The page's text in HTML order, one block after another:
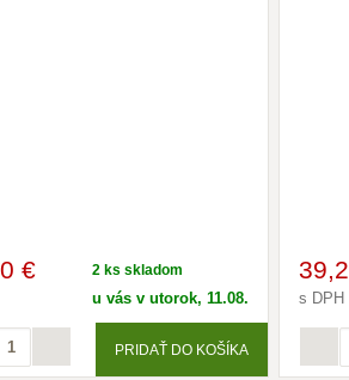
€ 2 ks skladom
u vás v utorok, 11.08.
PRIDAŤ DO KOŠÍKA
39
s DPH